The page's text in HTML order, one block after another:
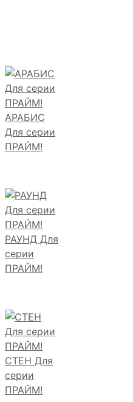
АРАБИС
Для серии
ПРАЙМ!
РАУНД Для
серии
ПРАЙМ!
СТЕН Для
серии
ПРАЙМ!